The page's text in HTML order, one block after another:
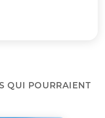
QUI POURRAIENT